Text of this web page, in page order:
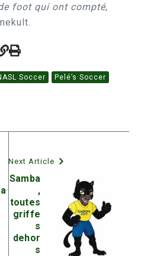
foot qui ont compté,
Soccer
Pelé’s Soccer
Next Article
Samba
,
toutes
griffe
s
dehor
s